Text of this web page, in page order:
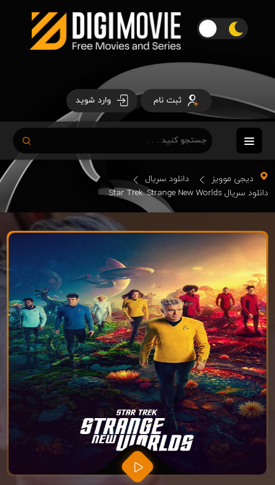
ثبت نام وارد شوید
دیجی موویز
دانلود سریال
دانلود سریال Star Trek: Strange New Worlds